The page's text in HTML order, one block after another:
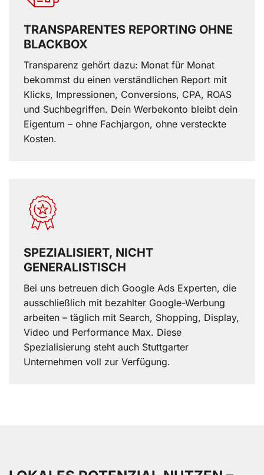
TRANSPARENTES REPORTING OHNE
BLACKBOX
Transparenz gehört dazu: Monat für Monat
bekommst du einen verständlichen Report mit
Klicks, Impressionen, Conversions, CPA, ROAS
und Suchbegriffen. Dein Werbekonto bleibt dein
Eigentum – ohne Fachjargon, ohne versteckte
Kosten.
SPEZIALISIERT, NICHT
GENERALISTISCH
Bei uns betreuen dich Google Ads Experten, die
ausschließlich mit bezahlter Google-Werbung
arbeiten – täglich mit Search, Shopping, Display,
Video und Performance Max. Diese
Spezialisierung steht auch Stuttgarter
Unternehmen voll zur Verfügung.